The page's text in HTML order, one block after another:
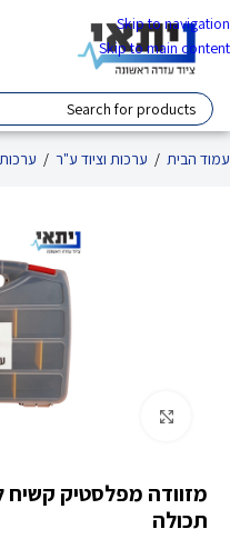
Skip to navigation
Skip to main content
עמוד הבית / ערכות וציוד ע"ר /
מזוודה מפלסטיק קשיח
תכולה